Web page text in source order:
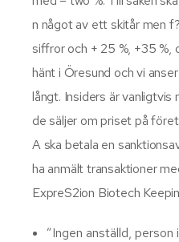
n något av ett skitår men
siffror och + 25 %, +35 %,
hänt i Öresund och vi
långt. Insiders är
de säljer om priset på
A ska betala en
ha anmält transaktioner
ExpreS2ion Biotech
”Ingen anställd,